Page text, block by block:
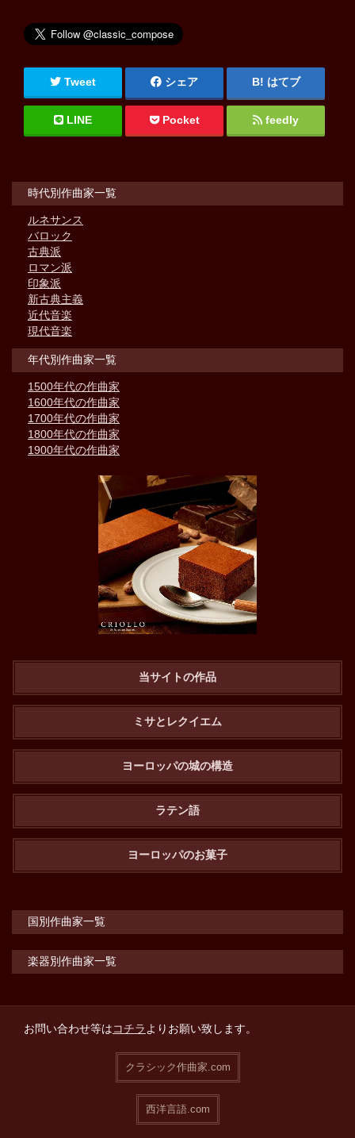
Tweet シェア はてブ
LINE Pocket feedly
時代別作曲家一覧
ルネサンス
バロック
古典派
ロマン派
印象派
新古典主義
近代音楽
現代音楽
年代別作曲家一覧
1500年代の作曲家
1600年代の作曲家
1700年代の作曲家
1800年代の作曲家
1900年代の作曲家
当サイトの作品
ミサとレクイエム
ヨーロッパの城の構造
ラテン語
ヨーロッパのお菓子
国別作曲家一覧
楽器別作曲家一覧
お問い合わせ等はコチラよりお願い致します。
クラシック作曲家.com
西洋言語.com